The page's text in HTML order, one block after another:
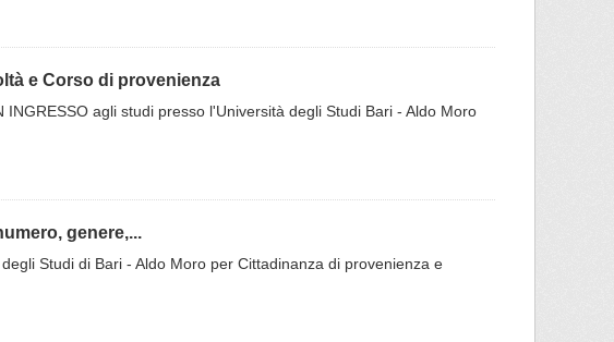
e Corso di provenienza
agli studi presso l'Università degli Studi Bari - Aldo Moro
genere,...
Studi di Bari - Aldo Moro per Cittadinanza di provenienza e